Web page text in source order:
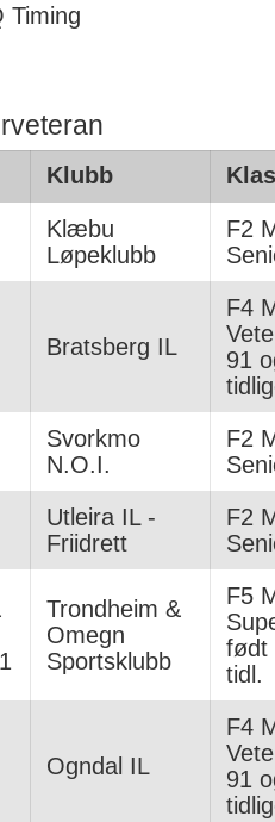
Timing
Klubb
Klæbu
Løpeklubb
F2
Bratsberg IL
F4
91
Svorkmo
N.O.I.
F2
Utleira IL -
Friidrett
F2
Trondheim &
Omegn
Sportsklubb
F5
født
tidl.
Ogndal IL
F4
91